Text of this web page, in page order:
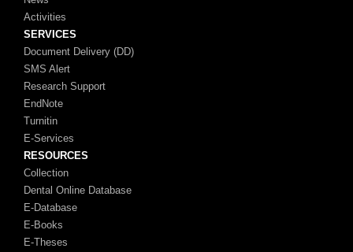
Activities
SERVICES
Document Delivery (DD)
SMS Alert
Research Support
EndNote
Turnitin
E-Services
RESOURCES
Collection
Dental Online Database
E-Database
E-Books
E-Theses